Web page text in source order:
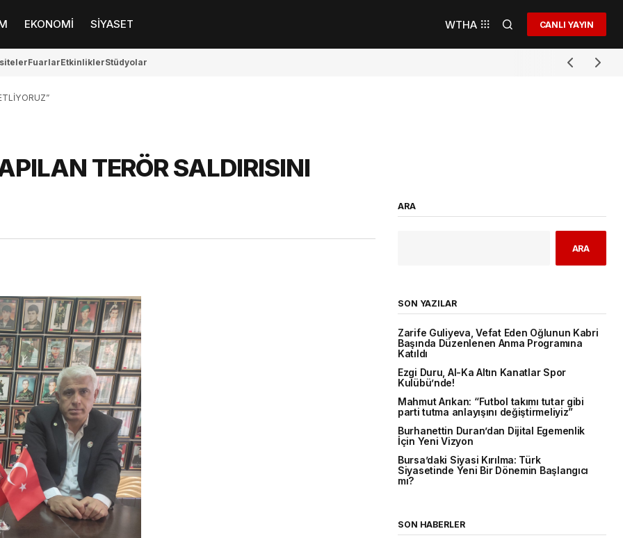
EKONOMİ SİYASET WTHA CANLI YAYIN
FuarlarEtkinliklerStüdyolar
TERÖR SALDIRISINI
ARA
ARA
SON YAZILAR
Zarife Guliyeva, Vefat Eden Oğlunun Kabri
Başında Düzenlenen Anma Programına
Katıldı
Ezgi Duru, Al-Ka Altın Kanatlar Spor
Kulübü’nde!
Mahmut Arıkan: “Futbol takımı tutar gibi
parti tutma anlayışını değiştirmeliyiz”
Burhanettin Duran’dan Dijital Egemenlik
İçin Yeni Vizyon
Bursa’daki Siyasi Kırılma: Türk
Siyasetinde Yeni Bir Dönemin Başlangıcı
mı?
SON HABERLER